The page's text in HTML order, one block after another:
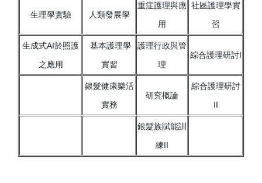
生理學實驗 人類發展學
重症護理與應
用
社區護理學實
習
生成式AI於照護
之應用
基本護理學
實習
護理行政與管
理
綜合護理研討I
銀髮健康樂活
實務
研究概論
綜合護理研討
II
銀髮族賦能訓
練II